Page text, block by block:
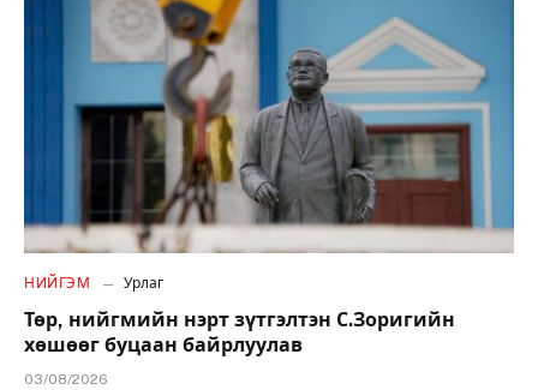
НИЙГЭМ Урлаг
Төр, нийгмийн нэрт зүтгэлтэн С.Зоригийн
хөшөөг буцаан байрлуулав
03/08/2026